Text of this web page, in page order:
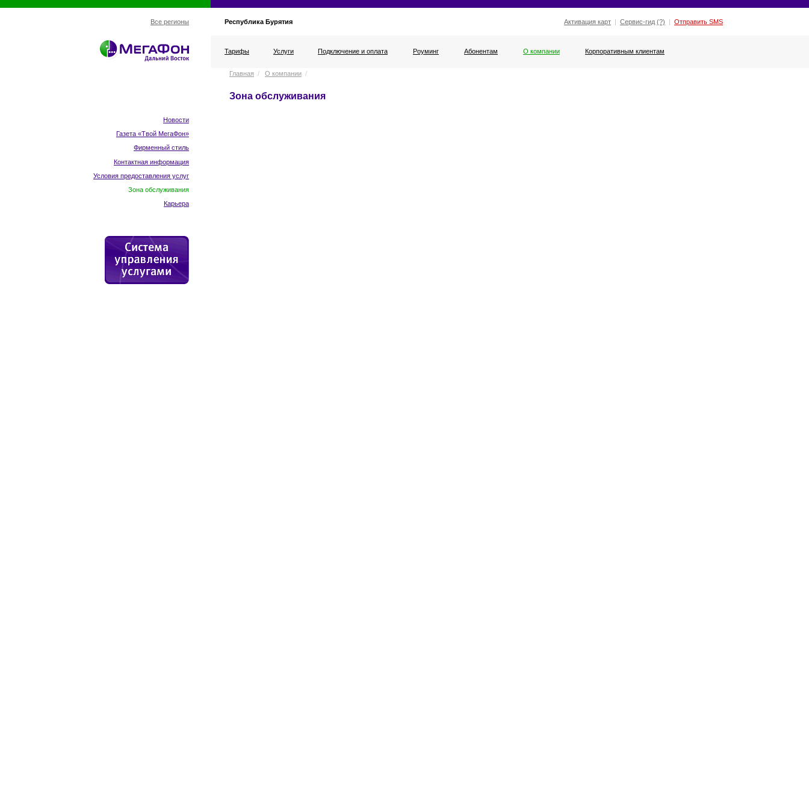
Все регионы Республика Бурятия Активация карт |Сервис-гид (?) |Отправить SMS
Тарифы Услуги Подключение и оплата Роуминг Абонентам О компании Корпоративным клиентам
Новости
Газета «Твой МегаФон»
Фирменный стиль
Контактная информация
Условия предоставления услуг
Зона обслуживания
Карьера
Главная / О компании /
Зона обслуживания